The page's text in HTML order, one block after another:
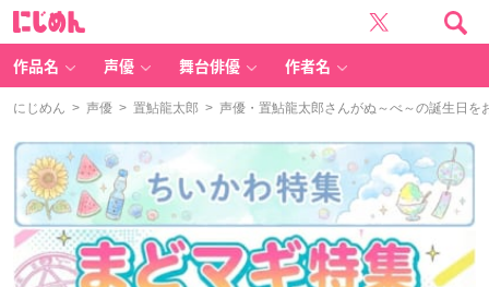
作品名 声優 舞台俳優 作者名
にじめん > 声優 > 置鮎龍太郎 > 声優・置鮎龍太郎さんがぬ～べ～の誕生日を